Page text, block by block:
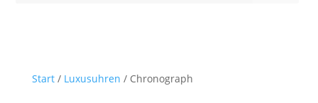
Start/ Luxusuhren / Chronograph